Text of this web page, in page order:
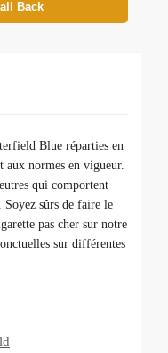
Back
Blue réparties en
aux normes en vigueur.
qui comportent
. Soyez sûrs de faire le
pas cher sur notre
sur différentes